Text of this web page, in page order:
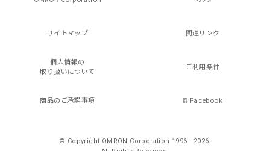
サイトマップ 関連リンク
個人情報の
取り扱いについて
ご利用条件
商品のご承諾事項 Facebook
© Copyright OMRON Corporation 1996 - 2026.